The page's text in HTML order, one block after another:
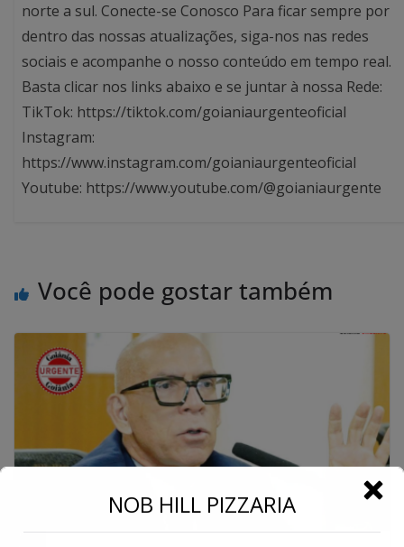
norte a sul. Conecte-se Conosco Para ficar sempre por
dentro das nossas atualizações, siga-nos nas redes
sociais e acompanhe o nosso conteúdo em tempo real.
Basta clicar nos links abaixo e se juntar à nossa Rede:
TikTok: https://tiktok.com/goianiaurgenteoficial
Instagram:
https://www.instagram.com/goianiaurgenteoficial
Youtube: https://www.youtube.com/@goianiaurgente
Você pode gostar também
NOB HILL PIZZARIA